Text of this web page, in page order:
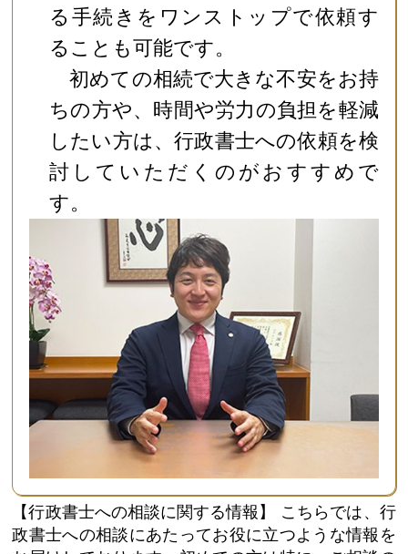
る手続きをワンストップで依頼す
ることも可能です。
初めての相続で大きな不安をお持
ちの方や、時間や労力の負担を軽減
したい方は、行政書士への依頼を検
討していただくのがおすすめで
す。
【行政書士への相談に関する情報】
こちらでは、行
政書士への相談にあたってお役に立つような情報を